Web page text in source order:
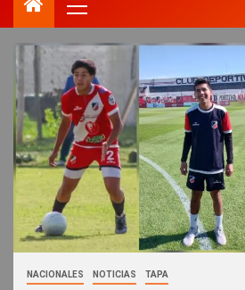
NACIONALES NOTICIAS TAPA